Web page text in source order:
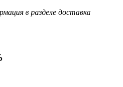
в разделе доставка